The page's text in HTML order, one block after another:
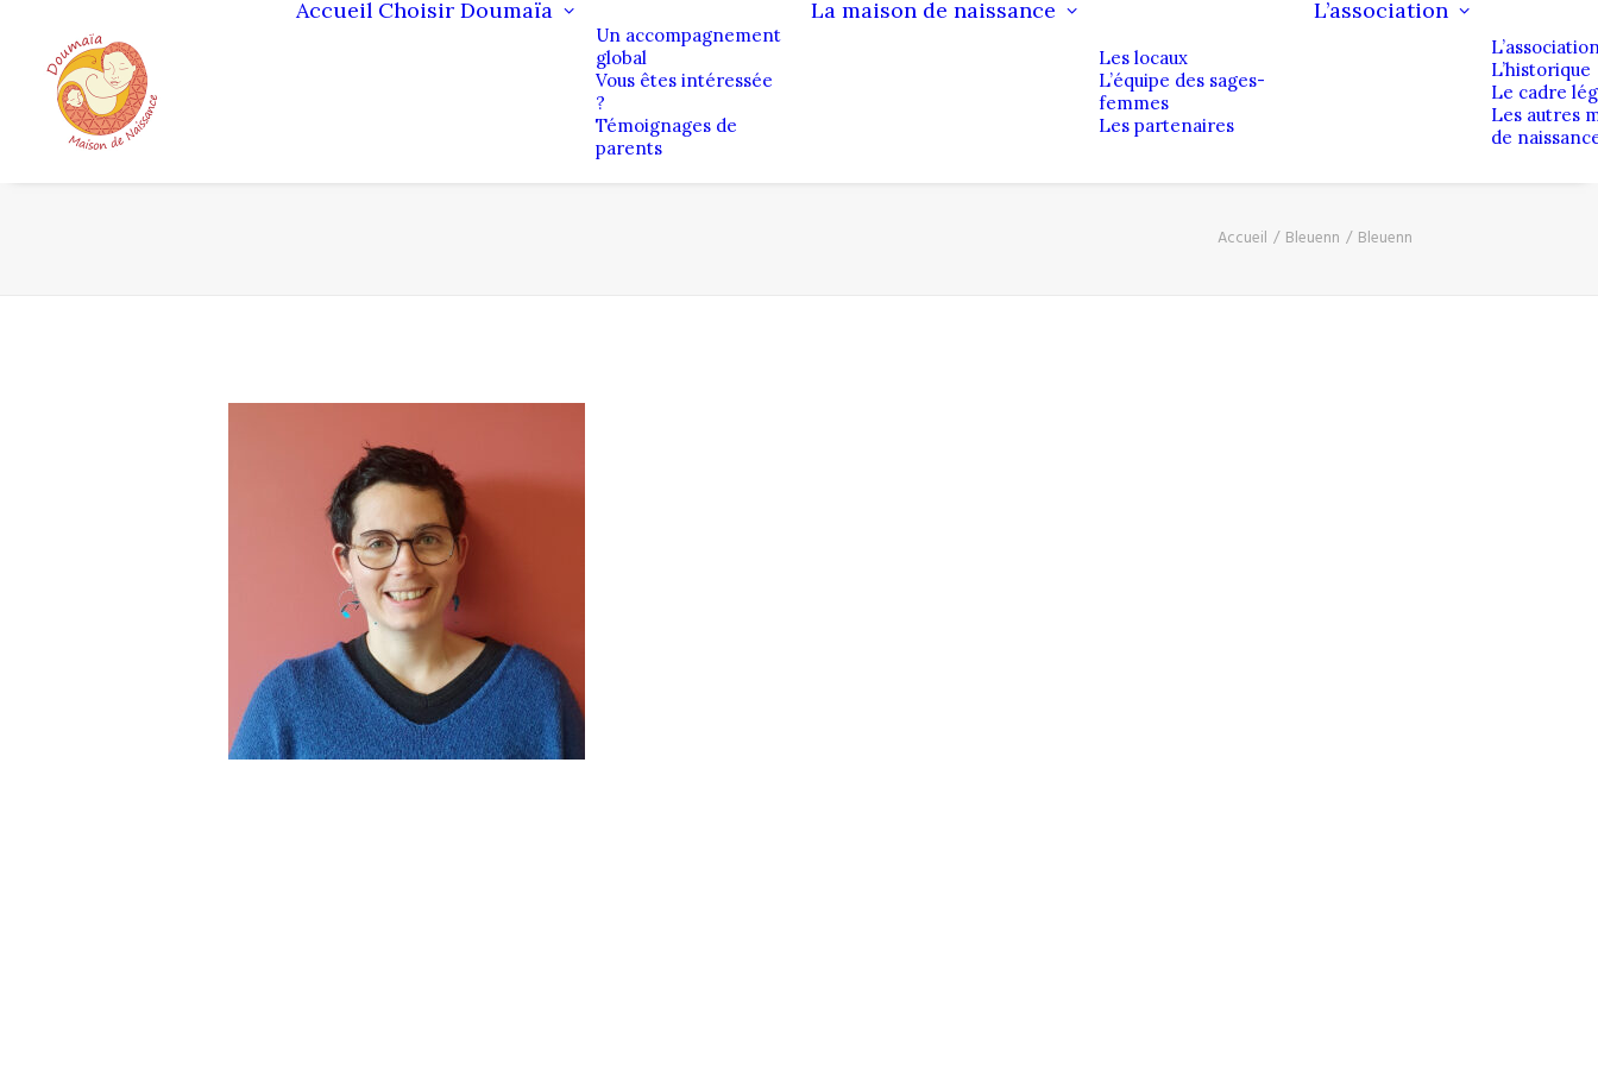
Accueil Choisir Doumaïa
Un accompagnement
global
Vous êtes intéressée
?
Témoignages de
parents
La maison de naissance
Les locaux
L’équipe des sages-
femmes
Les partenaires
L’association
L’historique
Le cadre
Les autres
de
Accueil Bleuenn Bleuenn